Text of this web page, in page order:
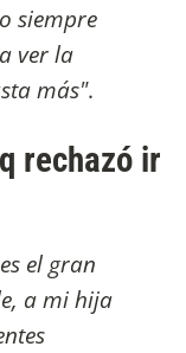
siempre
ver la
más".
rechazó ir
el gran
a mi hija